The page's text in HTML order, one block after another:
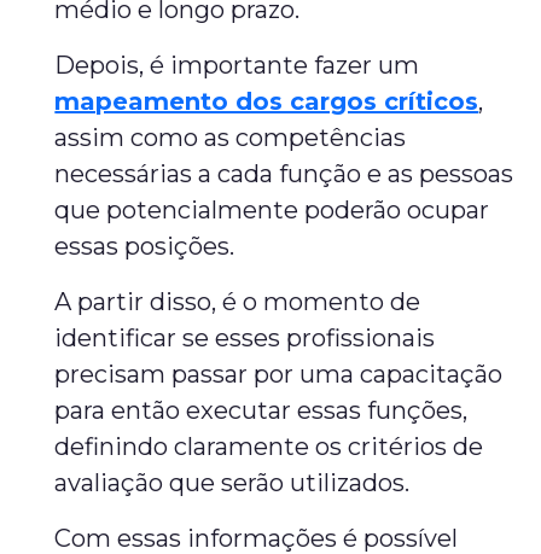
médio e longo prazo.
Depois, é importante fazer um
mapeamento dos cargos críticos,
assim como as competências
necessárias a cada função e as pessoas
que potencialmente poderão ocupar
essas posições.
A partir disso, é o momento de
identificar se esses profissionais
precisam passar por uma capacitação
para então executar essas funções,
definindo claramente os critérios de
avaliação que serão utilizados.
Com essas informações é possível